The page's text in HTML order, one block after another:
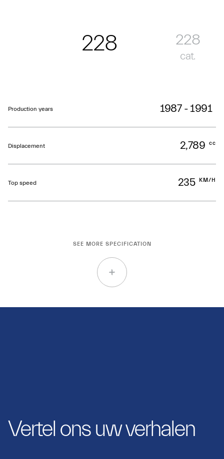
228 228
cat.
Production years 1987 - 1991
Displacement 2,789 cc
Top speed 235 KM/H
SEE MORE SPECIFICATION
Vertel ons uw verhalen